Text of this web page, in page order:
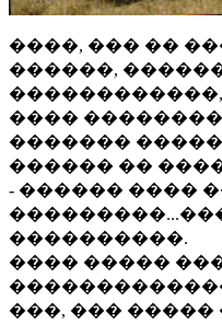
����, ��� ��
������,
����
�������
������ ��
- ������ ����
����������.
���� �����
���, ��� �����